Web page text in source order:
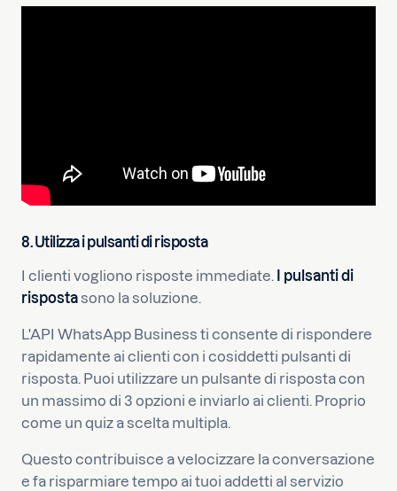
8.Utilizza i pulsanti di risposta
I clienti vogliono risposte immediate.
I pulsanti di
rispostasono la soluzione.
L'API WhatsApp Business ti consente di rispondere
rapidamente ai clienti con i cosiddetti pulsanti di
risposta. Puoi utilizzare un pulsante di risposta con
un massimo di 3 opzioni e inviarlo ai clienti. Proprio
come un quiz a scelta multipla.
Questo contribuisce a velocizzare la conversazione
e fa risparmiare tempo ai tuoi addetti al servizio